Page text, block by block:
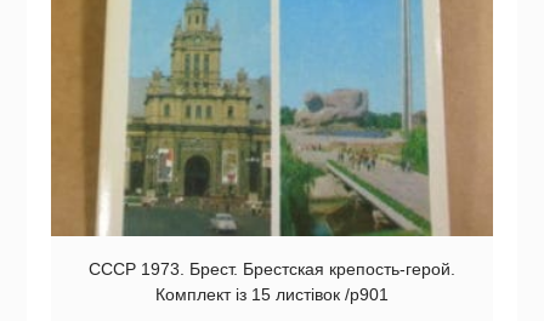
СССР 1973. Брест. Брестская крепость-герой.
Комплект із 15 листівок /р901